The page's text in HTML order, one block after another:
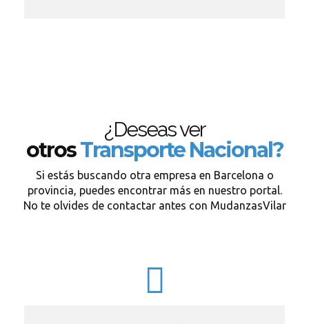
¿Deseas ver
otrosTransporte Nacional?
Si estás buscando otra empresa en Barcelona o
provincia, puedes encontrar más en nuestro portal.
No te olvides de contactar antes con MudanzasVilar